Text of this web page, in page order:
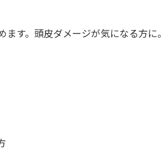
す。頭皮ダメージが気になる方に。